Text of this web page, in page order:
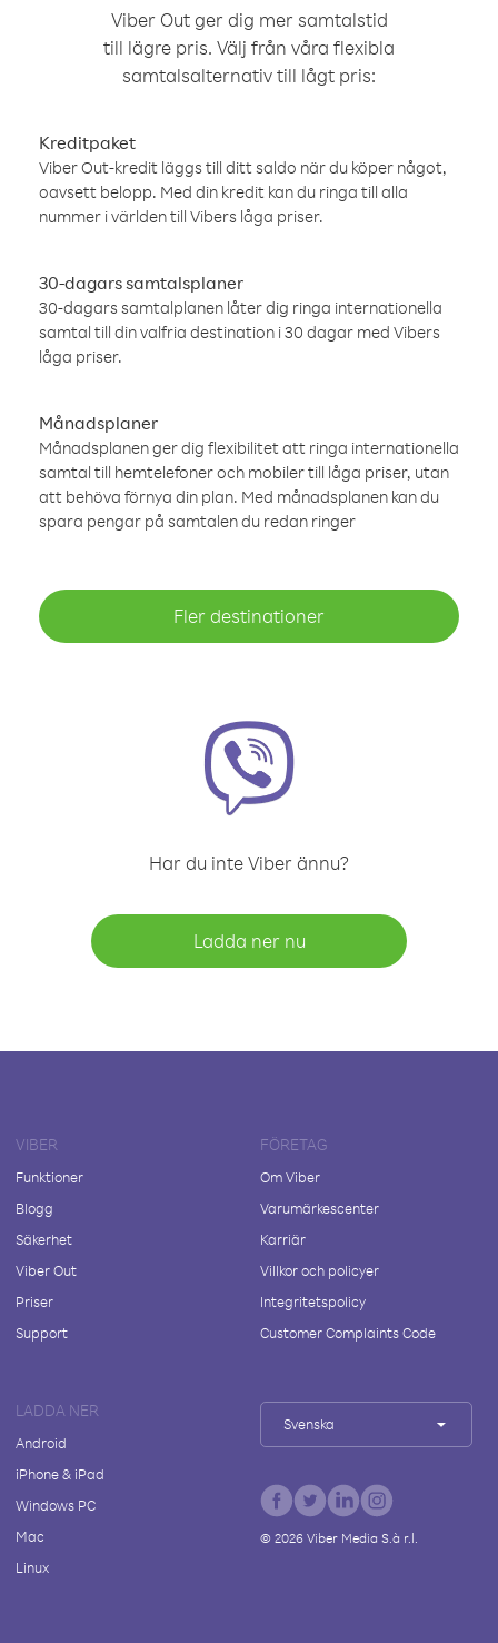
Viber Out ger dig mer samtalstid
till lägre pris. Välj från våra flexibla
samtalsalternativ till lågt pris:
Kreditpaket
Viber Out-kredit läggs till ditt saldo när du köper något,
oavsett belopp. Med din kredit kan du ringa till alla
nummer i världen till Vibers låga priser.
30-dagars samtalsplaner
30-dagars samtalplanen låter dig ringa internationella
samtal till din valfria destination i 30 dagar med Vibers
låga priser.
Månadsplaner
Månadsplanen ger dig flexibilitet att ringa internationella
samtal till hemtelefoner och mobiler till låga priser, utan
att behöva förnya din plan. Med månadsplanen kan du
spara pengar på samtalen du redan ringer
Fler destinationer
Har du inte Viber ännu?
Ladda ner nu
VIBER
Funktioner
Blogg
Säkerhet
Viber Out
Priser
Support
FÖRETAG
Om Viber
Varumärkescenter
Karriär
Villkor och policyer
Integritetspolicy
Customer Complaints Code
LADDA NER
Android
iPhone & iPad
Windows PC
Mac
Linux
Svenska
© 2026Viber Media S.à r.l.